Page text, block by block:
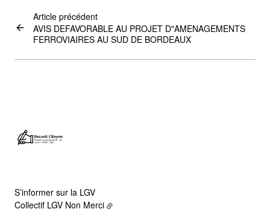
Article précédent
AVIS DEFAVORABLE AU PROJET D"AMENAGEMENTS
FERROVIAIRES AU SUD DE BORDEAUX
S’informer sur la LGV
Collectif LGV Non Merci